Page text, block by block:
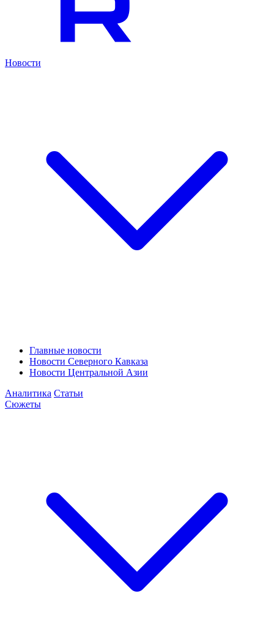
Новости
Главные новости
Новости Северного Кавказа
Новости Центральной Азии
Аналитика Статьи
Сюжеты